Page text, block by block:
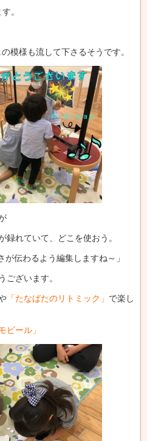
。
の模様も流して下さるそうです。
録れていて、どこを使おう。
が伝わるよう編集しますね～」
ございます。
「たなばたのリトミック」 で楽し
ビール」